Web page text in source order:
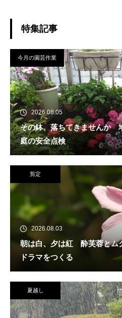
特集記事
今月の園芸作業
2026.08.05
その鉢、落ちてきませんか
庭の安全点検
剪定
2026.08.03
朝は白、夕は紅 酔芙蓉とム
ドラマをつくる
夏越し